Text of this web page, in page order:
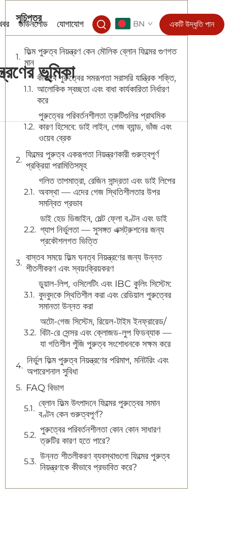
ডাউনলোড যোগাযোগ BN একটি উদ্ধৃতি পান
ভূমিকা
সূচিপত্র
ফিল্ম পুরুত্ব নিয়ন্ত্রণ কেন মৌলিক ব্লোন ফিল্মের গুণগত
মান
কীভাবে পুরুত্বের সমরূপতা সরাসরি যান্ত্রিক শক্তি,
আলোকিক স্বচ্ছতা এবং বাধা কার্যকারিতা নির্ধারণ
করে
পুরুত্বের পরিবর্তনশীলতা ত্রুটিগুলির প্রাথমিক
কারণ হিসেবে: ডাই লাইন, গেজ ব্যান্ড, ভাঁজ এবং
ওয়েব ব্রেক
ফিল্মের পুরুত্ব একরূপতা নিয়ন্ত্রণকারী গুরুত্বপূর্ণ
প্রক্রিয়া পরামিতিসমূহ
গলিত তাপমাত্রা, রেজিন সান্দ্রতা এবং ডাই লিপের
অবস্থা — এদের গেজ স্থিতিশীলতার উপর
সমন্বিত প্রভাব
ডাই হেড ডিজাইন, মেল্ট ফ্লো বণ্টন এবং ডাই
গ্যাপ নির্ভুলতা — সুসঙ্গত এক্সট্রুশনের জন্য
প্রকৌশলগত ভিত্তি
বাস্তব সময়ে ফিল্ম ঘনত্ব নিয়ন্ত্রণের জন্য উন্নত
শীতলীকরণ এবং স্বয়ংক্রিয়করণ
ডুয়াল-লিপ, ওসিলেটিং এবং IBC কুলিং সিস্টেম:
বুদবুদকে স্থিতিশীল করা এবং রেডিয়াল পুরুত্বের
সমানতা উন্নত করা
অটো-গেজ সিস্টেম, রিয়েল-টাইম ইনফ্রারেড/
বিটা-রে সেন্সর এবং ক্লোজড-লুপ ফিডব্যাক —
যা গতিশীল পুঁজি পুরুত্ব সংশোধনকে সক্ষম করে
নির্ভুল ফিল্ম পুরুত্ব নিয়ন্ত্রণের পরিমাপ, মনিটরিং এবং
অপারেশনাল সুবিধা
FAQ বিভাগ
ব্লোন ফিল্ম উৎপাদনে ফিল্মের পুরুত্বের সমান
বণ্টন কেন গুরুত্বপূর্ণ?
পুরুত্বের পরিবর্তনশীলতা কোন কোন সাধারণ
ত্রুটির কারণ হতে পারে?
উন্নত শীতলীকরণ ব্যবস্থাগুলো ফিল্মের পুরুত্ব
নিয়ন্ত্রণকে কীভাবে প্রভাবিত করে?